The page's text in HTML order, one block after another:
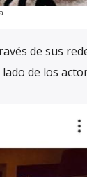
de sus
de los